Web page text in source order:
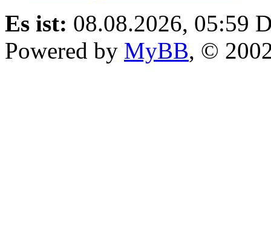
Es ist: 08.08.2026, 05:59
Powered by MyBB, ©